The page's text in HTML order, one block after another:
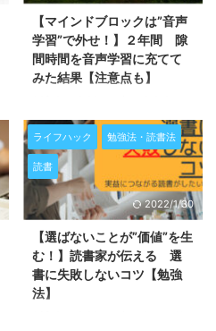
することができるということで
す。 そのための道のりをグッと
楽にしてくれるのが「同じ著者の
本を5冊並行読みする」こと！ 一
見遠回りに見えるこの方法は、実
読書のメリットとデメリットをま
とめました。
【マインドブロックは”音声
学習”で外せ！】２年間 隙
間時間を音声学習に充てて
みた結果【注意点も】
は、ラジオや音楽を聴くのは好き
ですか？ また、１日の間にフリ
ーで”聴く”時間をどれだけ持って
いるでしょうか？ 日々忙しく
て、なかなか勉強時間が確保でき
ないという方に役立つのが音声学
違えると、時間の浪費になってし
まう事もあるのです。 音声学習
を意味あるものにするポイントは
「マインドブロック外し」のため
ライフハック 勉強法・読書法
読書
2022/1/30
【選ばないことが”価値”を生
む！】読書家が伝える 選
書に失敗しないコツ【勉強
法】